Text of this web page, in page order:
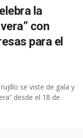
la
con
para el
se viste de gala y
desde el 18 de